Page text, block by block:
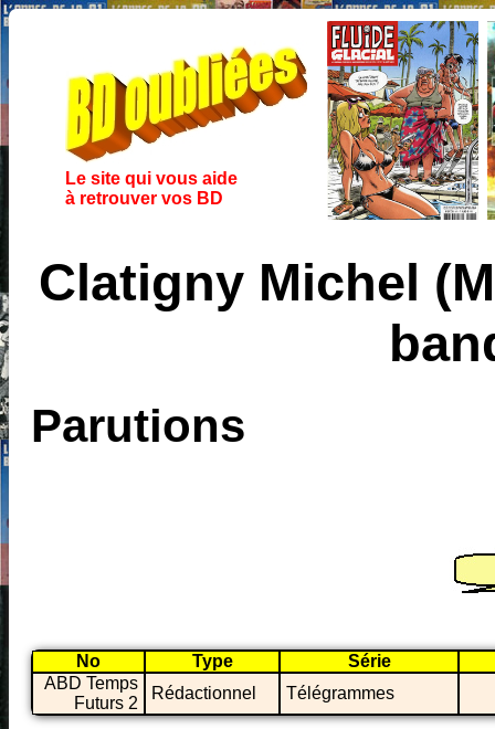
Le site qui vous aide
à retrouver vos BD
Clatigny Michel
Parutions
No Type
Série
ABD Temps
Futurs 2
Rédactionnel Télégrammes